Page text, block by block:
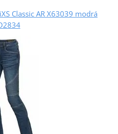
Classic AR X63039 modrá